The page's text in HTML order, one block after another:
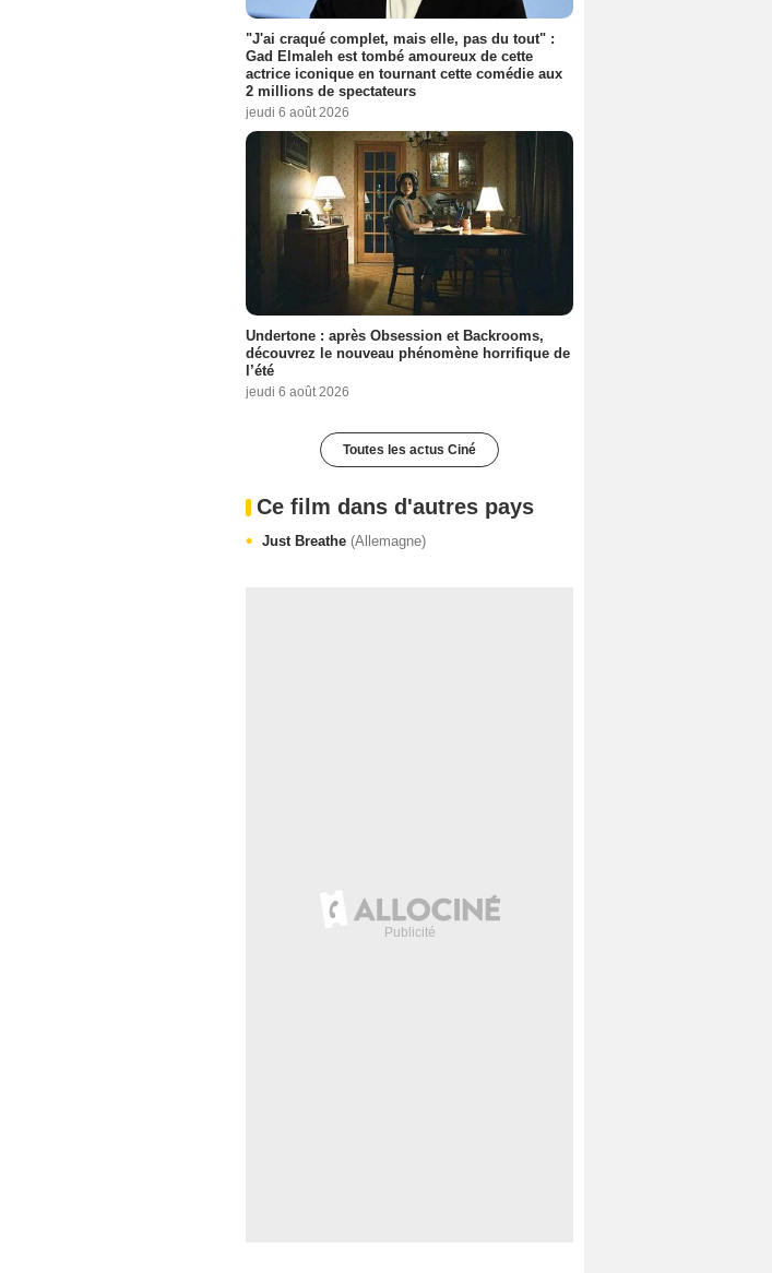
"J'ai craqué complet, mais elle, pas du tout" :
Gad Elmaleh est tombé amoureux de cette
actrice iconique en tournant cette comédie aux
2 millions de spectateurs
jeudi 6 août 2026
Undertone : après Obsession et Backrooms,
découvrez le nouveau phénomène horrifique de
l’été
jeudi 6 août 2026
Toutes les actus Ciné
Ce film dans d'autres pays
Just Breathe (Allemagne)